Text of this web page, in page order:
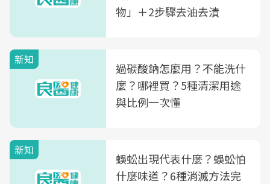
物」＋2步驟去油去漬
新知
過碳酸鈉怎麼用？不能洗什
麼？哪裡買？5種清潔用途
與比例一次懂
新知
蜈蚣出現代表什麼？蜈蚣怕
什麼味道？6種消滅方法完